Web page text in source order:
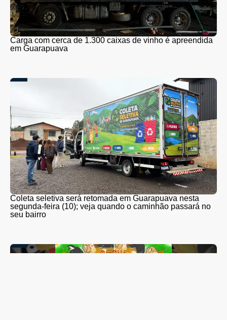
Carga com cerca de 1.300 caixas de vinho é apreendida
em Guarapuava
Coleta seletiva será retomada em Guarapuava nesta
segunda-feira (10); veja quando o caminhão passará no
seu bairro